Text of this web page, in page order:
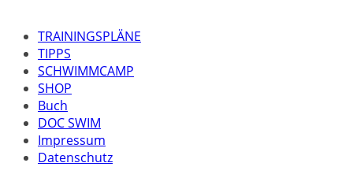
TRAININGSPLÄNE
TIPPS
SCHWIMMCAMP
SHOP
Buch
DOC SWIM
Impressum
Datenschutz